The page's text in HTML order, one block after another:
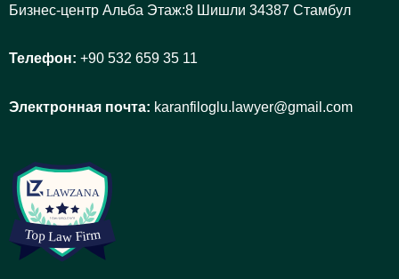
Бизнес-центр Альба Этаж:8 Шишли 34387 Стамбул
Телефон: +90 532 659 35 11
Электронная почта: karanfiloglu.lawyer@gmail.com